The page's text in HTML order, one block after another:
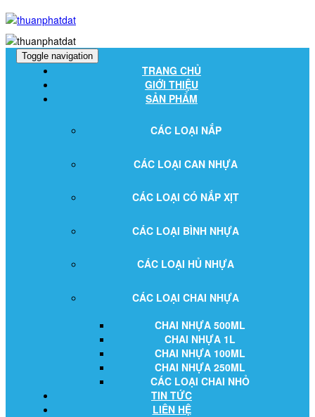
Toggle navigation
TRANG CHỦ
GIỚI THIỆU
SẢN PHẨM
CÁC LOẠI NẮP
CÁC LOẠI CAN NHỰA
CÁC LOẠI CÓ NẮP XỊT
CÁC LOẠI BÌNH NHỰA
CÁC LOẠI HỦ NHỰA
CÁC LOẠI CHAI NHỰA
CHAI NHỰA 500ML
CHAI NHỰA 1L
CHAI NHỰA 100ML
CHAI NHỰA 250ML
CÁC LOẠI CHAI NHỎ
TIN TỨC
LIÊN HỆ